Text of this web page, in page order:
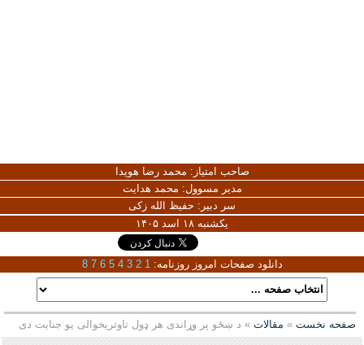
صاحب امتیاز: محمد رضا هویدا
مدیر مسوول: محمد هدایت
سر دبیر: حفیظ الله زکی
یکشنبه ۱۸ اسد ۱۴۰۵
دانلود صفحات امروز روزنامه: 1
2
3
4
5
6
7
8
صفحه نخست » مقالات » د ښځو پر وړاندی هر ډول تاوتریخوالی یو جنایت دی